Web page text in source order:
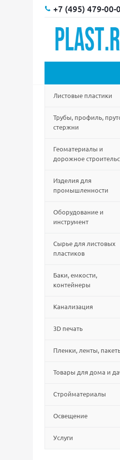
+7 (495) 479-00-
Листовые пластики
Трубы, профиль,
стержни
Геоматериалы и
дорожное
Изделия для
промышленности
Оборудование и
инструмент
Сырье для листовых
пластиков
Баки, емкости,
контейнеры
Канализация
3D печать
Пленки, ленты,
Товары для дома и
Стройматериалы
Освещение
Услуги